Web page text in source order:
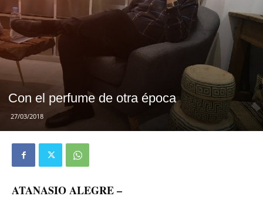
Con el perfume de otra época
27/03/2018
ATANASIO ALEGRE –